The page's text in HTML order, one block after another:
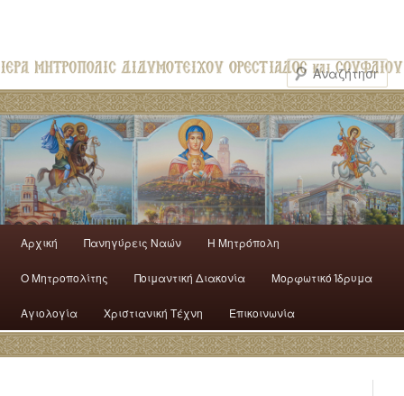
Αρχική Πανηγύρεις Ναών H Mητρόπολη
Ο Mητροπολίτης Ποιμαντική Διακονία Μορφωτικό Ίδρυμα
Αγιολογία Χριστιανική Τέχνη Επικοινωνία